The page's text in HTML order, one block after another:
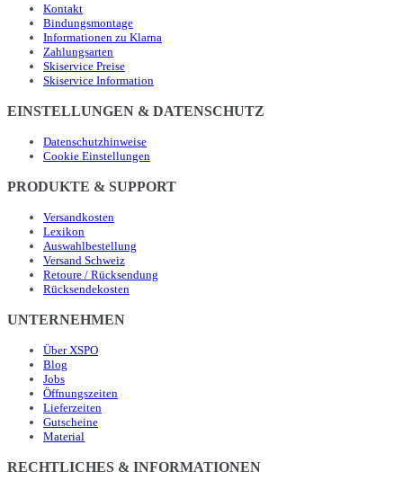
Kontakt
Bindungsmontage
Informationen zu Klarna
Zahlungsarten
Skiservice Preise
Skiservice Information
EINSTELLUNGEN & DATENSCHUTZ
Datenschutzhinweise
Cookie Einstellungen
PRODUKTE & SUPPORT
Versandkosten
Lexikon
Auswahlbestellung
Versand Schweiz
Retoure / Rücksendung
Rücksendekosten
UNTERNEHMEN
Über XSPO
Blog
Jobs
Öffnungszeiten
Lieferzeiten
Gutscheine
Material
RECHTLICHES & INFORMATIONEN